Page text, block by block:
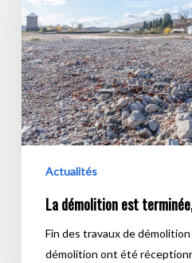
terminée,
quelles
suites
?
Actualités
La démolition est
Fin des travaux de
démolition ont été